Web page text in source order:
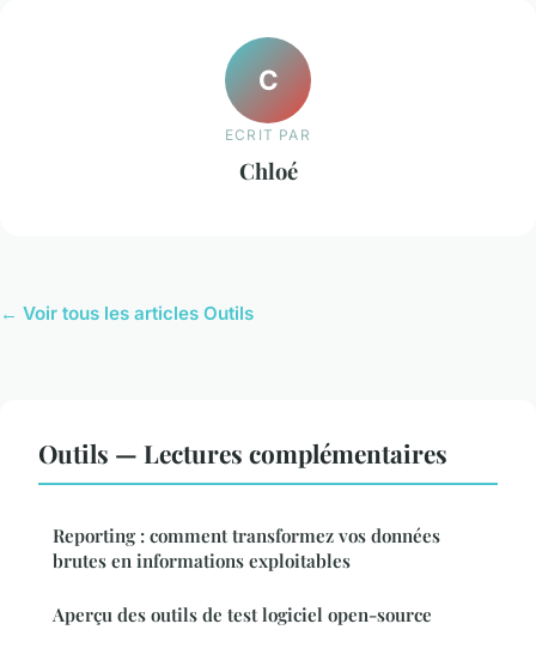
C
ECRIT PAR
Chloé
← Voir tous les articles Outils
Outils — Lectures complémentaires
Reporting : comment transformez vos données
brutes en informations exploitables
Aperçu des outils de test logiciel open-source